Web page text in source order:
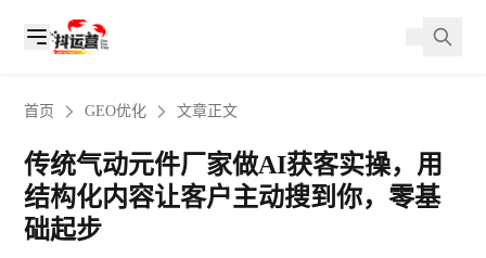
首页 GEO优化 文章正文
传统气动元件厂家做AI获客实操，用
结构化内容让客户主动搜到你，零基
础起步